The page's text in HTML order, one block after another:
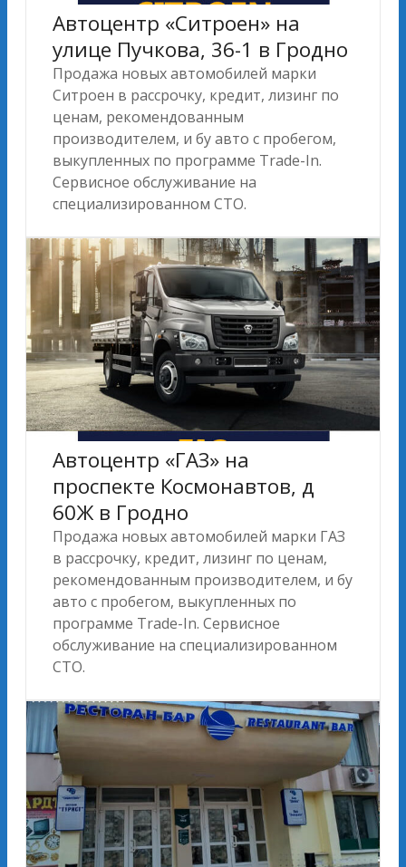
Автоцентр «Ситроен» на
улице Пучкова, 36-1 в Гродно
Продажа новых автомобилей марки
Ситроен в рассрочку, кредит, лизинг по
ценам, рекомендованным
производителем, и бу авто с пробегом,
выкупленных по программе Trade-In.
Сервисное обслуживание на
специализированном СТО.
Автоцентр «ГАЗ» на
проспекте Космонавтов, д
60Ж в Гродно
Продажа новых автомобилей марки ГАЗ
в рассрочку, кредит, лизинг по ценам,
рекомендованным производителем, и бу
авто с пробегом, выкупленных по
программе Trade-In. Сервисное
обслуживание на специализированном
СТО.